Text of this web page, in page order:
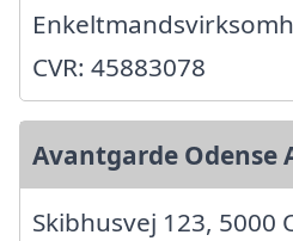
CVR: 45883078
Avantgarde Odense
Skibhusvej 123, 5000